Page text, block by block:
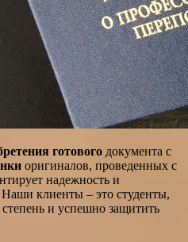
готового документа с
оригиналов, проведенных с
надежность и
клиенты – это студенты,
и успешно защитить